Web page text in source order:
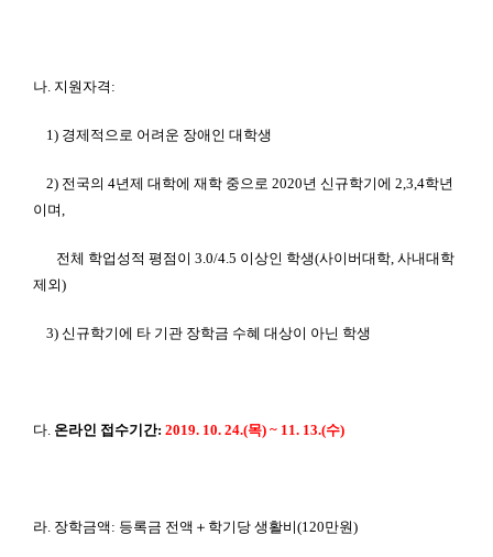
나. 지원자격 :
1) 경제적으로 어려운 장애인 대학생
2) 전국의 4년제 대학에 재학 중으로 2020년 신규학기에 2,3,4학년
이며,
전체 학업성적 평점이 3.0/4.5 이상인 학생(사이버대학, 사내대학
제외)
3) 신규학기에 타 기관 장학금 수혜 대상이 아닌 학생
다. 온라인 접수기간: 2019. 10. 24.(목) ~ 11. 13.(수)
라. 장학금액 : 등록금 전액＋학기당 생활비(120만원)